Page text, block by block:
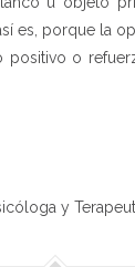
es, porque la
o
y